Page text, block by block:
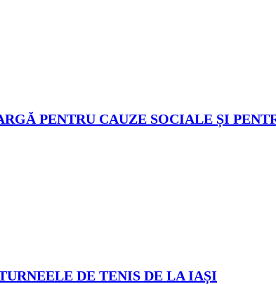
PENTRU CAUZE SOCIALE ȘI
DE TENIS DE LA IAȘI